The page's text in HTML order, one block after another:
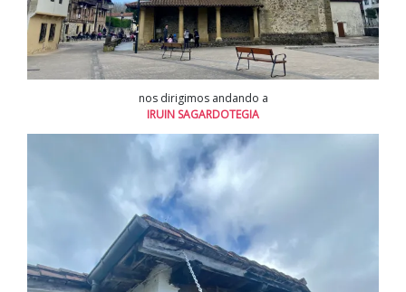
nos dirigimos andando a
IRUIN SAGARDOTEGIA